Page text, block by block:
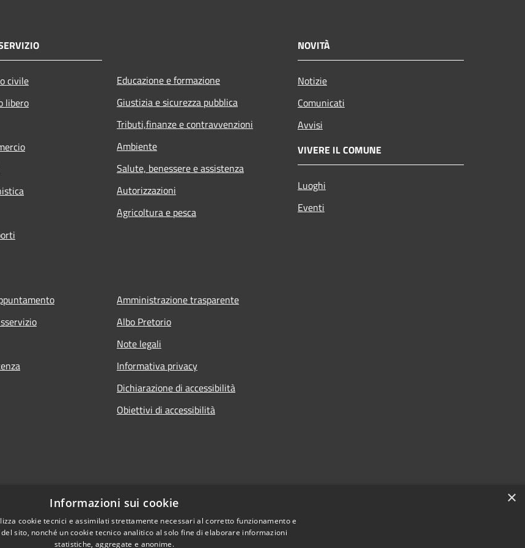
civile
libero
Educazione e formazione
Giustizia e sicurezza pubblica
Tributi,finanze e contravvenzioni
Ambiente
Salute, benessere e assistenza
Autorizzazioni
Agricoltura e pesca
NOVITÀ
Notizie
Comunicati
Avvisi
VIVERE IL COMUNE
Luoghi
Eventi
Amministrazione trasparente
Albo Pretorio
Note legali
Informativa privacy
Dichiarazione di accessibilità
Obiettivi di accessibilità
×
Informazioni sui cookie
cookie tecnici e assimilati strettamente necessari al corretto funzionamento e
sito, nonché un cookie tecnico analitico al solo fine di elaborare informazioni
statistiche, aggregate e anonime.